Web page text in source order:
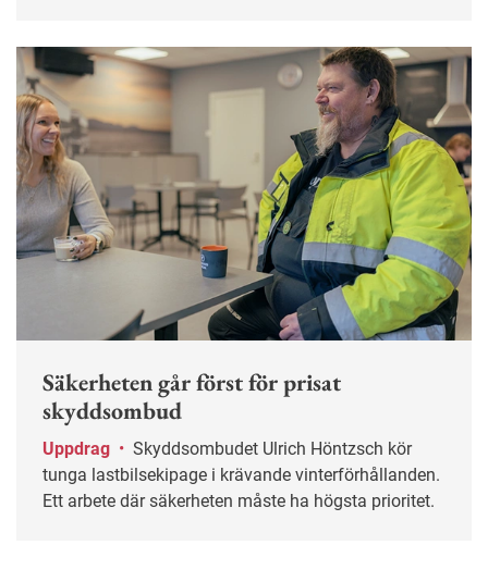
Säkerheten går först för prisat
skyddsombud
Uppdrag •
tunga lastbilsekipage i krävande vinterförhållanden.
Ett arbete där säkerheten måste ha högsta prioritet.